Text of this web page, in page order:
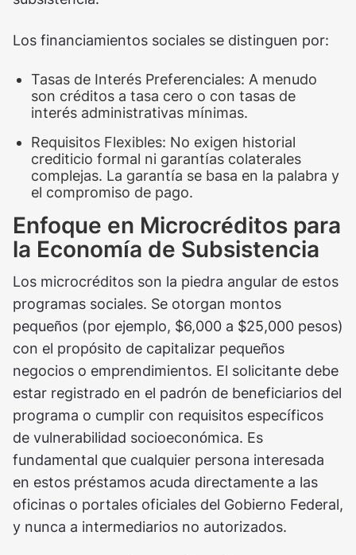
Los financiamientos sociales se distinguen por:
Tasas de Interés Preferenciales: A menudo
son créditos a tasa cero o con tasas de
interés administrativas mínimas.
Requisitos Flexibles: No exigen historial
crediticio formal ni garantías colaterales
complejas. La garantía se basa en la palabra y
el compromiso de pago.
Enfoque en Microcréditos para
la Economía de Subsistencia
Los microcréditos son la piedra angular de estos
programas sociales. Se otorgan montos
pequeños (por ejemplo, $6,000 a $25,000 pesos)
con el propósito de capitalizar pequeños
negocios o emprendimientos. El solicitante debe
estar registrado en el padrón de beneficiarios del
programa o cumplir con requisitos específicos
de vulnerabilidad socioeconómica. Es
fundamental que cualquier persona interesada
en estos préstamos acuda directamente a las
oficinas o portales oficiales del Gobierno Federal,
y nunca a intermediarios no autorizados.